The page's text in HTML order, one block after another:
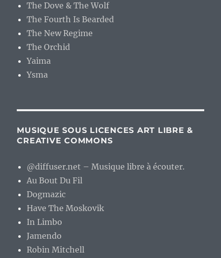
The Dove & The Wolf
The Fourth Is Bearded
The New Regime
The Orchid
Yaima
Ysma
MUSIQUE SOUS LICENCES ART LIBRE &
CREATIVE COMMONS
@diffuser.net – Musique libre à écouter.
Au Bout Du Fil
Dogmazic
Have The Moskovik
In Limbo
Jamendo
Robin Mitchell